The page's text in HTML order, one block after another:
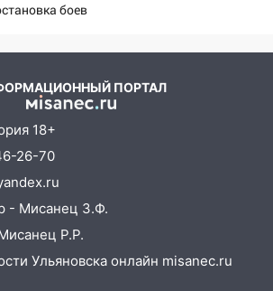
боев
ПОРТАЛ
18+
26-70
- Мисанец З.Ф.
Р.Р.
Ульяновска онлайн misanec.ru